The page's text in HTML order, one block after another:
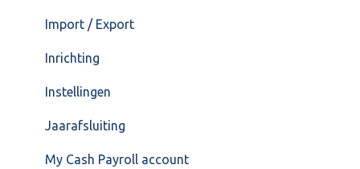
Import / Export
Inrichting
Instellingen
Jaarafsluiting
My Cash Payroll account